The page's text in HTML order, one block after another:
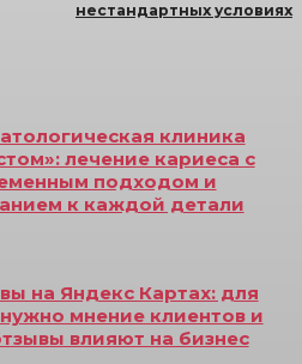
нестандартных условиях
клиника
лечение кариеса с
подходом и
к каждой детали
на Яндекс Картах: для
мнение клиентов и
влияют на бизнес